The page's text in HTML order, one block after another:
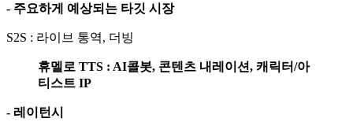
- 주요하게 예상되는 타깃 시장
S2S : 라이브 통역, 더빙
휴멜로 TTS : AI콜봇, 콘텐츠 내레이션, 캐릭터/아
티스트 IP
- 레이턴시